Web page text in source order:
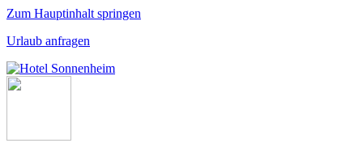
Zum Hauptinhalt springen
Urlaub anfragen